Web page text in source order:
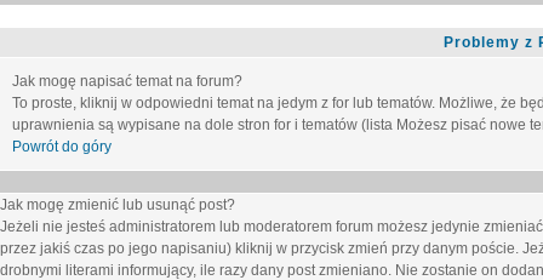
Problemy z
Jak mogę napisać temat na forum?
To proste, kliknij w odpowiedni temat na jedym z for lub tematów. Możliwe, że
uprawnienia są wypisane na dole stron for i tematów (lista Możesz pisać nowe
Powrót do góry
Jak mogę zmienić lub usunąć post?
Jeżeli nie jesteś administratorem lub moderatorem forum możesz jedynie
przez jakiś czas po jego napisaniu) kliknij w przycisk zmień przy danym poście.
drobnymi literami informujący, ile razy dany post zmieniano. Nie zostanie on